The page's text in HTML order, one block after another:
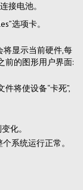
接电池。
选项卡。
将显示当前硬件,每
前的图形用户界面:
将使设备“卡死”,
化。
系统运行正常。